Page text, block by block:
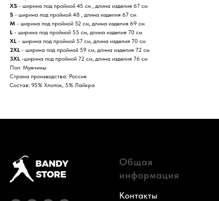
XS - ширина под проймой 45 см , длина изделия 67 см
S - ширина под проймой 48 , длина изделия 67 см
M - ширина под проймой 52 см, длина изделия 69 см
L - ширина под проймой 55 см, длина изделия 70 см
XL - ширина под проймой 57 см, длина изделия 70 см
2XL - ширина под проймой 59 см, длина изделия 72 см
3XL -ширина под проймой 72 см, длина изделия 76 см
Пол: Мужчины
Страна производства: Россия
Состав: 95% Хлопок, 5% Лайкра
Общая
информация
Контакты